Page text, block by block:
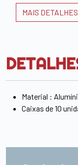
MAIS DETALHES
Material :
Caixas de 10